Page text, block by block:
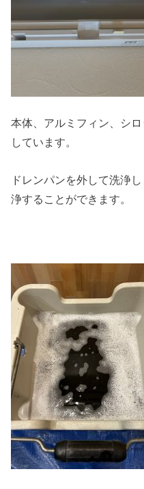
本体、アルミフィン、シ
しています。
ドレンパンを外して洗浄
浄することができます。